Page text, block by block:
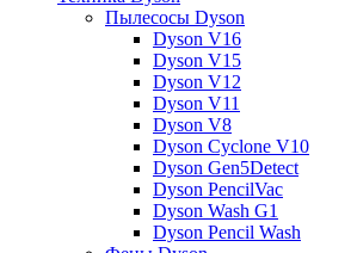
Пылесосы Dyson
Dyson V16
Dyson V15
Dyson V12
Dyson V11
Dyson V8
Dyson Cyclone V10
Dyson Gen5Detect
Dyson PencilVac
Dyson Wash G1
Dyson Pencil Wash